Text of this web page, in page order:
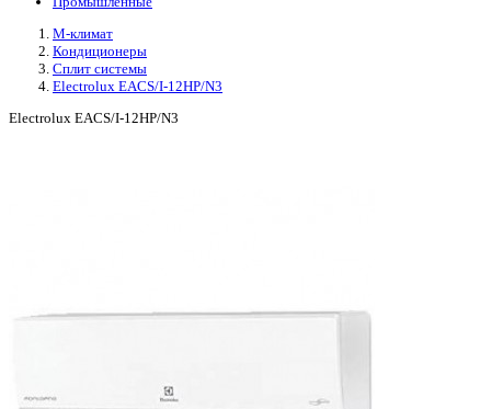
М-климат
Кондиционеры
Сплит системы
Electrolux EACS/I-12HP/N3
Electrolux EACS/I-12HP/N3